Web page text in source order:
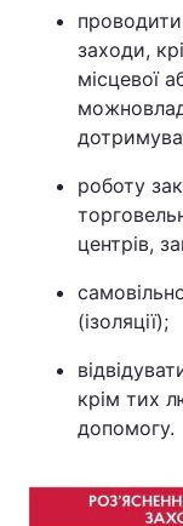
проводити
заходи,
місцевої
роботу
центрів,
(ізоляції);
крім тих
допомогу.